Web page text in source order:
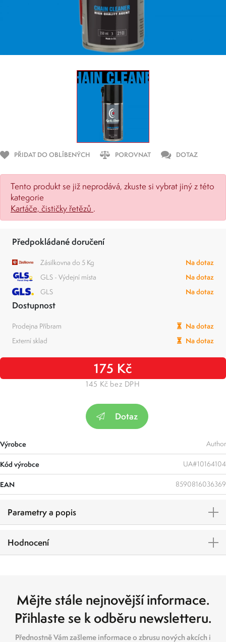
PŘIDAT DO OBLÍBENÝCH POROVNAT DOTAZ
Tento produkt se již neprodává, zkuste si vybrat jiný z této
kategorie
Kartáče, čističky řetězů .
Předpokládané doručení
Zásilkovna do 5 Kg
Na dotaz
GLS - Výdejní místa
Na dotaz
GLS
Na dotaz
Dostupnost
Prodejna Příbram
Na dotaz
Externí sklad
Na dotaz
175 Kč
145 Kč bez DPH
Dotaz
Výrobce Author
Kód výrobce UA#10164104
EAN 8590816036369
Parametry a popis
Hodnocení
Mějte stále nejnovější informace.
Přihlaste se k odběru newsletteru.
Přednostně Vám zašleme informace o zbrusu nových akcích i